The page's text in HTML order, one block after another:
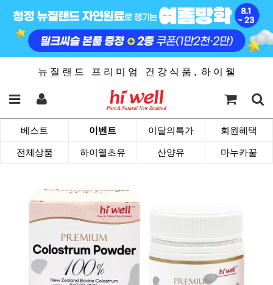
뉴 질 랜 드 프 리 미 엄 건 강 식 품 , 하 이 웰
베스트 이벤트 이달의특가 회원혜택
전체상품 하이웰초유 산양유 마누카꿀